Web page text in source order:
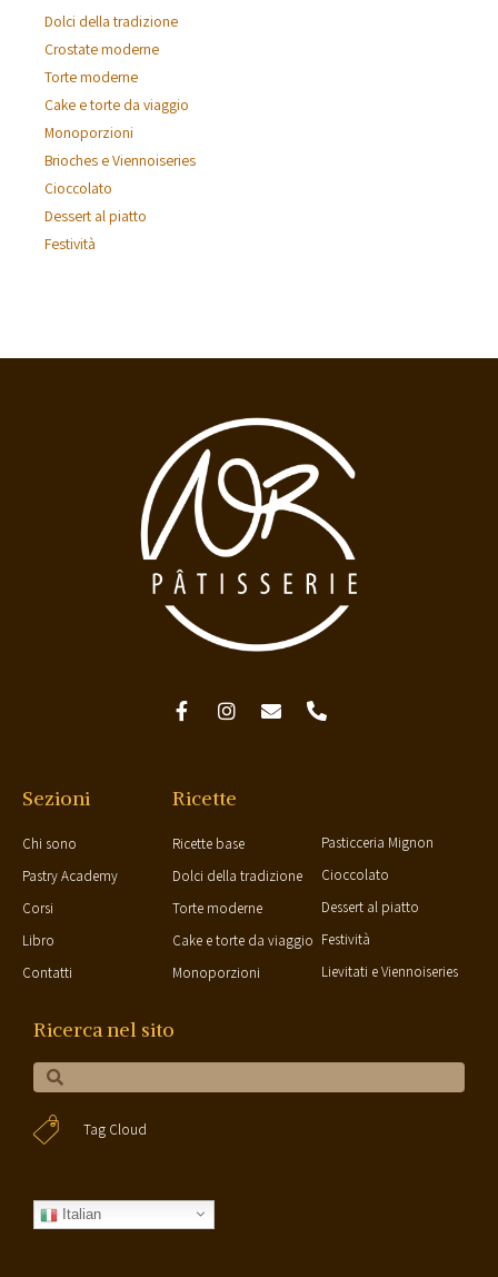
Dolci della tradizione
Crostate moderne
Torte moderne
Cake e torte da viaggio
Monoporzioni
Brioches e Viennoiseries
Cioccolato
Dessert al piatto
Festività
Sezioni
Chi sono
Pastry Academy
Corsi
Libro
Contatti
Ricette
Ricette base
Dolci della tradizione
Torte moderne
Cake e torte da viaggio
Monoporzioni
Pasticceria Mignon
Cioccolato
Dessert al piatto
Festività
Lievitati e Viennoiseries
Ricerca nel sito
Tag Cloud
Italian